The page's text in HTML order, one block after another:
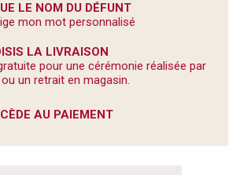
LA LIVRAISON
pour une cérémonie réalisée par
un retrait en magasin.
LE NOM DU DÉFUNT
mon mot personnalisé
AU PAIEMENT